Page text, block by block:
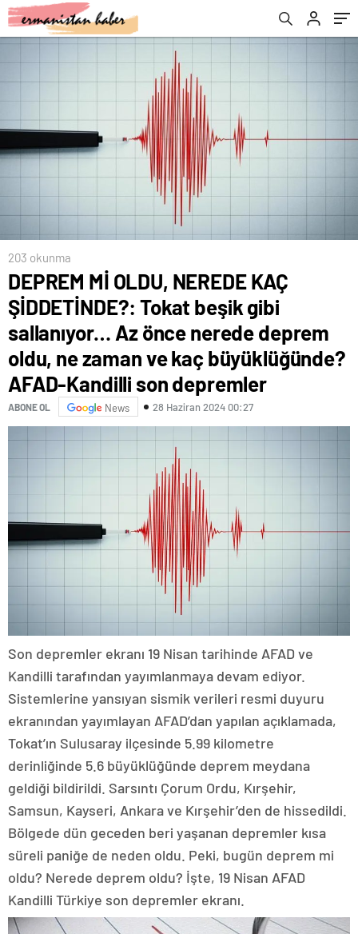
Az önce nerede deprem oldu, ne zaman ve
kaç büyüklüğünde? AFAD-Kandilli son
depremler
203 okunma
DEPREM Mİ OLDU, NEREDE KAÇ
ŞİDDETİNDE?: Tokat beşik gibi
sallanıyor… Az önce nerede deprem
oldu, ne zaman ve kaç büyüklüğünde?
AFAD-Kandilli son depremler
ABONE OL News 28 Haziran 2024 00:27
Son depremler ekranı 19 Nisan tarihinde AFAD ve
Kandilli tarafından yayımlanmaya devam ediyor.
Sistemlerine yansıyan sismik verileri resmi duyuru
ekranından yayımlayan AFAD’dan yapılan açıklamada,
Tokat’ın Sulusaray ilçesinde 5.99 kilometre
derinliğinde 5.6 büyüklüğünde deprem meydana
geldiği bildirildi. Sarsıntı Çorum Ordu, Kırşehir,
Samsun, Kayseri, Ankara ve Kırşehir’den de hissedildi.
Bölgede dün geceden beri yaşanan depremler kısa
süreli paniğe de neden oldu. Peki, bugün deprem mi
oldu? Nerede deprem oldu? İşte, 19 Nisan AFAD
Kandilli Türkiye son depremler ekranı.